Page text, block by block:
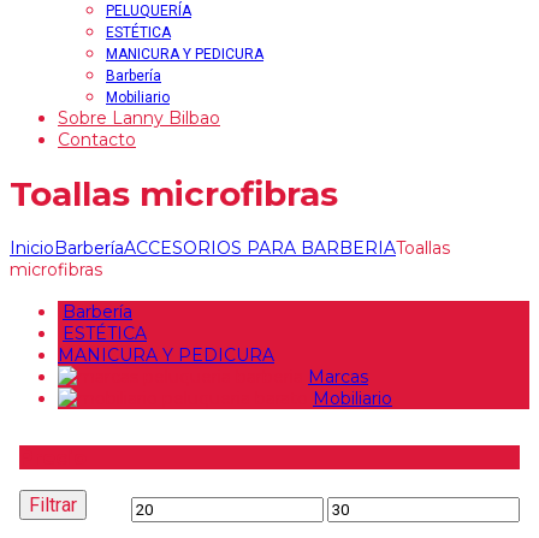
PELUQUERÍA
ESTÉTICA
MANICURA Y PEDICURA
Barbería
Mobiliario
Sobre Lanny Bilbao
Contacto
Toallas microfibras
InicioBarberíaACCESORIOS PARA BARBERIAToallas
microfibras
Barbería
ESTÉTICA
MANICURA Y PEDICURA
Marcas
Mobiliario
Precio Precio
Filtrar